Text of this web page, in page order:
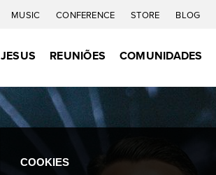
MUSIC CONFERENCE STORE BLOG
JESUS REUNIÕES COMUNIDADES
COOKIES